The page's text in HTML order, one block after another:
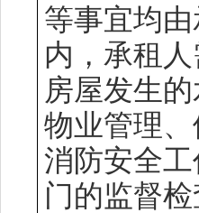
等事宜均
内，承租
房屋发生
物业管理
消防安全
门的监督